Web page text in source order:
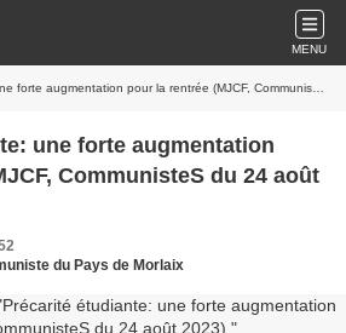
MENU
augmentation pour la rentrée (MJCF, CommunisteS du 24 août 2023)
une forte augmentation
CommunisteS du 24 août
du Pays de Morlaix